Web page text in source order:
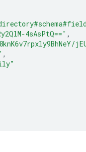
4sAsPtQ==" ,
,